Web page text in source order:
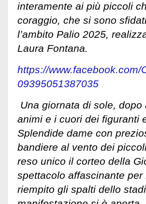
interamente ai più piccoli
coraggio, che si sono
l’ambito Palio 2025,
Laura Fontana.
https://
09395051387035
Una giornata di sole,
animi e i cuori dei figuranti
Splendide dame con
bandiere al vento dei
reso unico il corteo della
spettacolo affascinante
riempito gli spalti dello